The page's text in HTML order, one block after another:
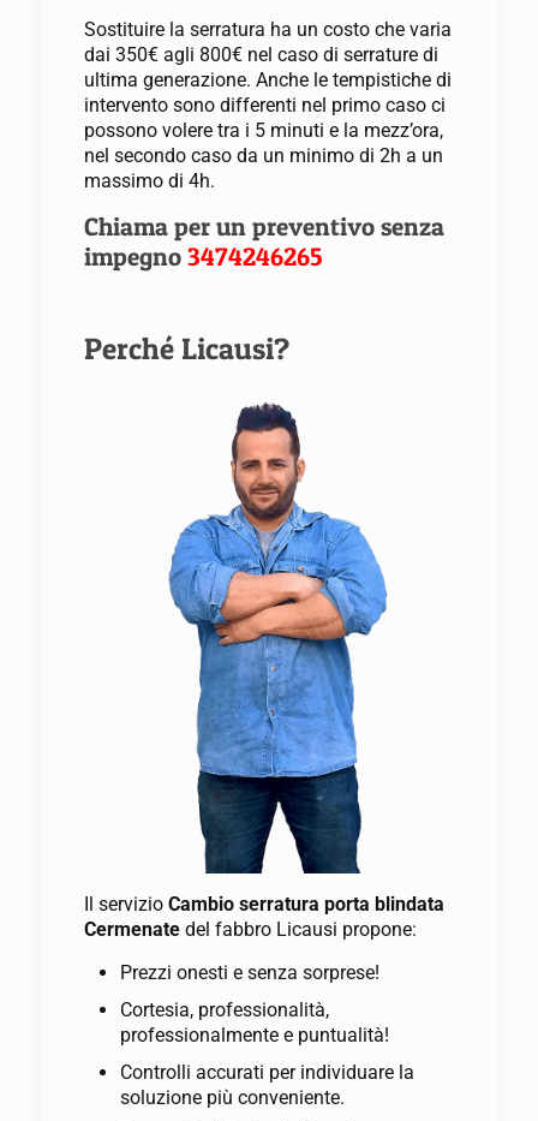
Sostituire la serratura ha un costo che varia
dai 350€ agli 800€ nel caso di serrature di
ultima generazione. Anche le tempistiche di
intervento sono differenti nel primo caso ci
possono volere tra i 5 minuti e la mezz’ora,
nel secondo caso da un minimo di 2h a un
massimo di 4h.
Chiama per un preventivo senza
impegno 3474246265
Perché Licausi?
Il servizio Cambio serratura porta blindata
Cermenate del fabbro Licausi propone:
Prezzi onesti e senza sorprese!
Cortesia, professionalità,
professionalmente e puntualità!
Controlli accurati per individuare la
soluzione più conveniente.